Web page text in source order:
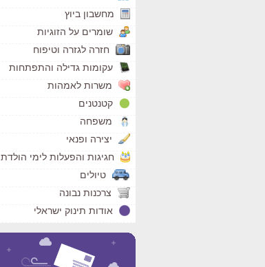
מחשבון ביוץ
שומרים על הזוגיות
חזרה לגזרה וטיפוח
עקומות גדילה והתפתחות
משרות לאמהות
קטנטנים
משפחה
יצירה ופנאי
חגיגות והפעלות לימי הולדת
טיולים
צרכנות נבונה
אודות תינוק ישראלי